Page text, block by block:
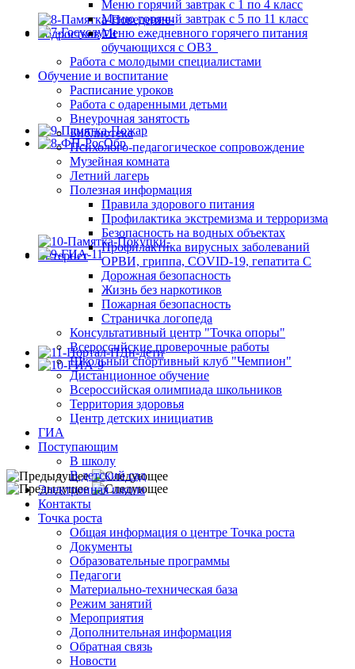
Меню горячий завтрак с 1 по 4 класс
Меню горячий завтрак с 5 по 11 класс
Меню ежедневного горячего питания
обучающихся с ОВЗ
Работа с молодыми специалистами
Обучение и воспитание
Расписание уроков
Работа с одаренными детьми
Внеурочная занятость
Библиотека
Психолого-педагогическое сопровождение
Музейная комната
Летний лагерь
Полезная информация
Правила здорового питания
Профилактика экстремизма и терроризма
Безопасность на водных объектах
Профилактика вирусных заболеваний
ОРВИ, гриппа, COVID-19, гепатита С
Дорожная безопасность
Жизнь без наркотиков
Пожарная безопасность
Страничка логопеда
Консультативный центр "Точка опоры"
Всероссийские проверочные работы
Школьный спортивный клуб "Чемпион"
Дистанционное обучение
Всероссийская олимпиада школьников
Территория здоровья
Центр детских инициатив
ГИА
Поступающим
В школу
В детский сад
Электронная школа
Контакты
Точка роста
Общая информация о центре Точка роста
Документы
Образовательные программы
Педагоги
Материально-техническая база
Режим занятий
Мероприятия
Дополнительная информация
Обратная связь
Новости